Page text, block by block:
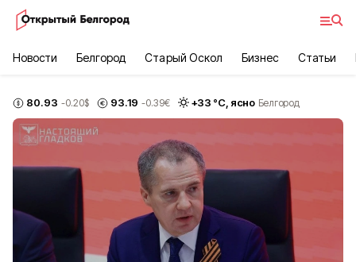
Новости Белгород Старый Оскол Бизнес Статьи
80.93 -0.20$ 93.19 -0.39€ +33 °С, ясно Белгород